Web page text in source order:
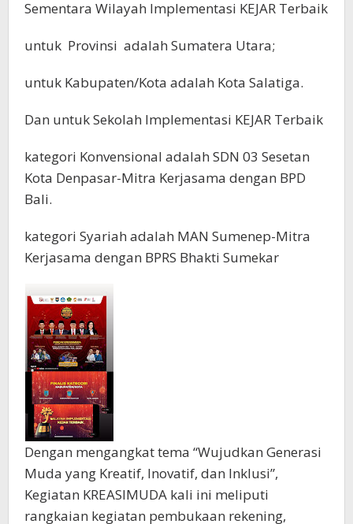
Sementara Wilayah Implementasi KEJAR Terbaik
untuk Provinsi adalah Sumatera Utara;
untuk Kabupaten/Kota adalah Kota Salatiga.
Dan untuk Sekolah Implementasi KEJAR Terbaik
kategori Konvensional adalah SDN 03 Sesetan
Kota Denpasar-Mitra Kerjasama dengan BPD
Bali.
kategori Syariah adalah MAN Sumenep-Mitra
Kerjasama dengan BPRS Bhakti Sumekar
Dengan mengangkat tema “Wujudkan Generasi
Muda yang Kreatif, Inovatif, dan Inklusi”,
Kegiatan KREASIMUDA kali ini meliputi
rangkaian kegiatan pembukaan rekening,